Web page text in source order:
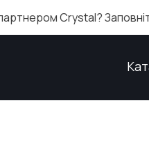
Crystal? Заповніть